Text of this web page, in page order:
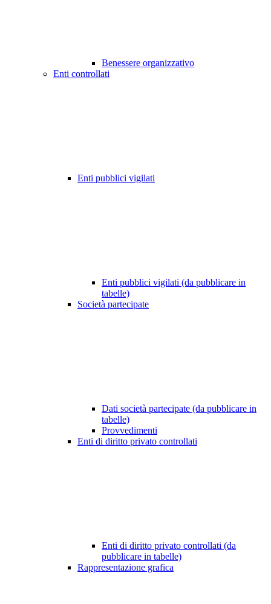
Benessere organizzativo
Enti controllati
Enti pubblici vigilati
Enti pubblici vigilati (da pubblicare in
tabelle)
Società partecipate
Dati società partecipate (da pubblicare in
tabelle)
Provvedimenti
Enti di diritto privato controllati
Enti di diritto privato controllati (da
pubblicare in tabelle)
Rappresentazione grafica